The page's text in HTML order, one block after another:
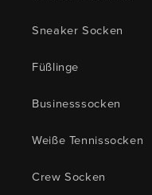
Sneaker Socken
Füßlinge
Businesssocken
Weiße Tennissocken
Crew Socken